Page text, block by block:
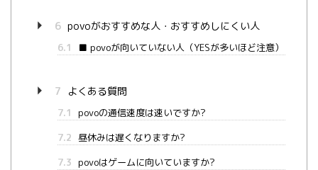
6 povoがおすすめな人・おすすめしにくい人
6.1 ■ povoが向いていない人（YESが多いほど注意）
7 よくある質問
7.1
povoの通信速度は速いですか?
7.2
昼休みは遅くなりますか?
7.3 povoはゲームに向いていますか?